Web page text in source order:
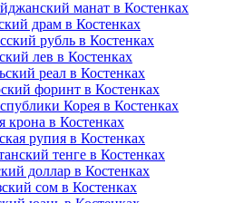
манат в Костенках
драм в Костенках
рубль в Костенках
лев в Костенках
реал в Костенках
форинт в Костенках
Корея в Костенках
крона в Костенках
рупия в Костенках
тенге в Костенках
доллар в Костенках
сом в Костенках